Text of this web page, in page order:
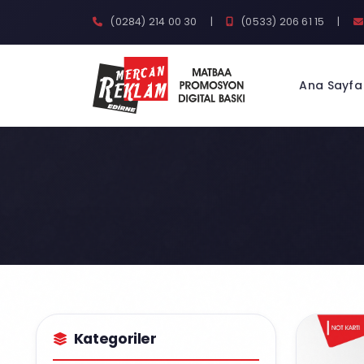
(0284) 214 00 30 | (0533) 206 61 15 |
Ana Sayfa
Kategoriler